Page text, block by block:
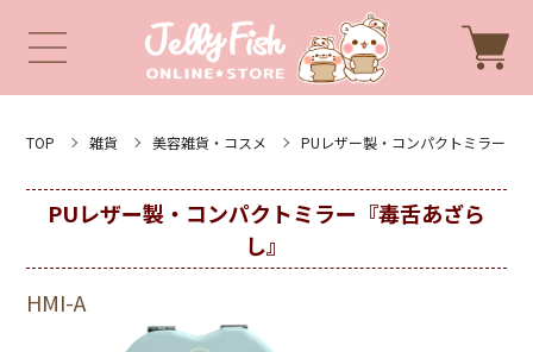
TOP 雑貨 美容雑貨・コスメ PUレザー製・コンパクトミラー
PUレザー製・コンパクトミラー『毒舌あざら
し』
HMI-A